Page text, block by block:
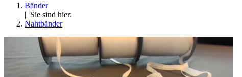
Bänder
| Sie sind hier:
Nahtbänder